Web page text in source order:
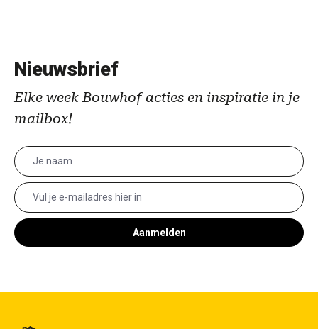
Nieuwsbrief
Elke week Bouwhof acties en inspiratie in je
mailbox!
Aanmelden